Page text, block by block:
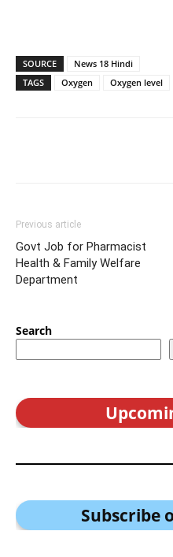
SOURCE
News 18 Hindi
TAGS
Oxygen Oxygen level
Previous article
Govt Job for Pharmacist
Health & Family Welfare
Department
Search
Subscribe